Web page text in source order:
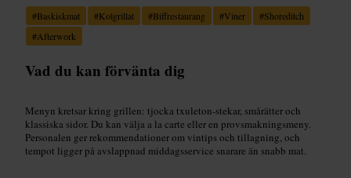
#Baskiskmat #Kolgrillat #Biffrestaurang #Viner #Shoreditch
#Afterwork
Vad du kan förvänta dig
Menyn kretsar kring grillen: tjocka txuleton-stekar, smårätter och
klassiska sidor. Du kan välja a la carte eller en provsmakningsmeny.
Personalen ger rekommendationer om vintips och tillagning, och
tempot ligger på avslappnad middagsservice snarare än snabb mat.